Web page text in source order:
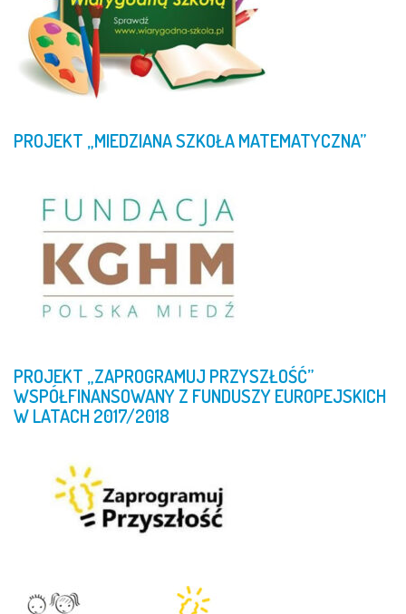
PROJEKT „MIEDZIANASZKOŁAMATEMATYCZNA”
PROJEKT „ZAPROGRAMUJ PRZYSZŁOŚĆ”
WSPÓŁFINANSOWANYZ FUNDUSZYEUROPEJSKICH
WLATACH2017/2018